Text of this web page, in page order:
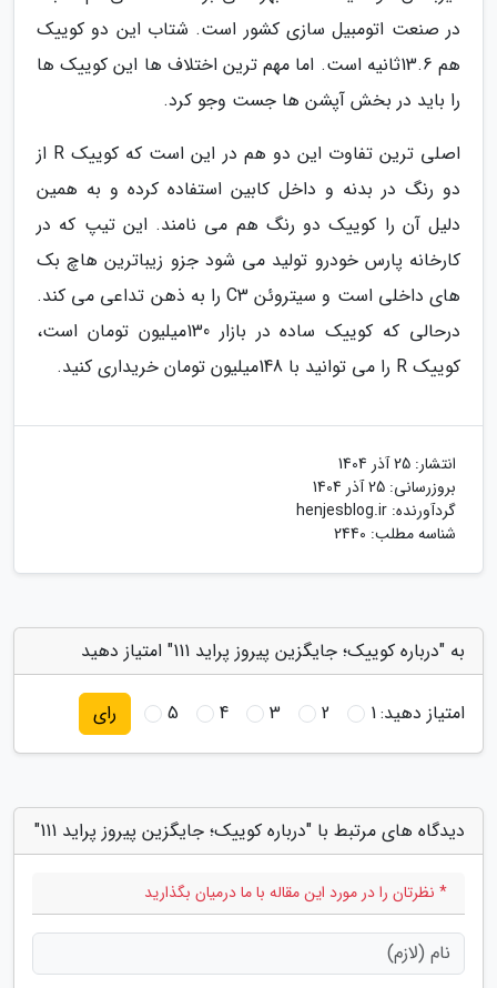
در صنعت اتومبیل سازی کشور است. شتاب این دو کوییک
هم 13.6ثانیه است. اما مهم ترین اختلاف ها این کوییک ها
را باید در بخش آپشن ها جست وجو کرد.
اصلی ترین تفاوت این دو هم در این است که کوییک R از
دو رنگ در بدنه و داخل کابین استفاده کرده و به همین
دلیل آن را کوییک دو رنگ هم می نامند. این تیپ که در
کارخانه پارس خودرو تولید می شود جزو زیباترین هاچ بک
های داخلی است و سیتروئن C3 را به ذهن تداعی می کند.
درحالی که کوییک ساده در بازار 130میلیون تومان است،
کوییک R را می توانید با 148میلیون تومان خریداری کنید.
انتشار: 25 آذر 1404
بروزرسانی: 25 آذر 1404
گردآورنده: henjesblog.ir
شناسه مطلب: 2440
به "درباره کوییک؛ جایگزین پیروز پراید 111" امتیاز دهید
امتیاز دهید:1
2
3
4
5 رای
دیدگاه های مرتبط با "درباره کوییک؛ جایگزین پیروز پراید 111"
* نظرتان را در مورد این مقاله با ما درمیان بگذارید